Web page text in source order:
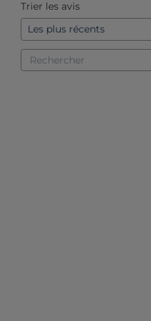
Trier les avis